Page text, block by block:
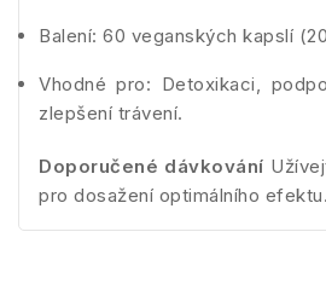
Balení: 60 veganských kapslí
Vhodné pro: Detoxikaci,
zlepšení trávení.
Doporučené dávkování
pro dosažení optimálního efektu.